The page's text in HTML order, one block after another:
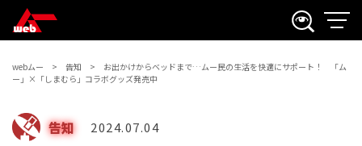
webムー 告知
お出かけからベッドまで…ムー民の生活を快適にサポート！ 「ム
ー」×「しまむら」コラボグッズ発売中
告知 2024.07.04